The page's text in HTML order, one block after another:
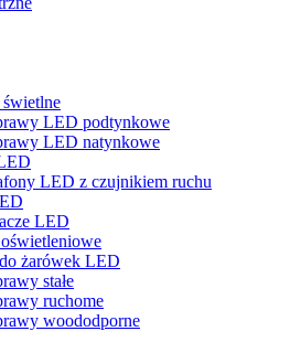
LED podtynkowe
LED natynkowe
LED z czujnikiem ruchu
LED
żarówek LED
stałe
ruchome
woododporne